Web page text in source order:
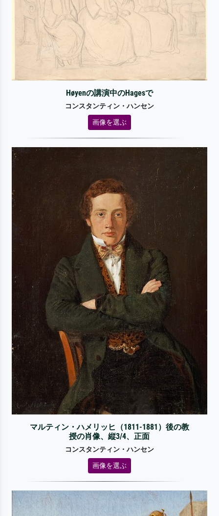
Høyenの講演中のHagesで
コンスタンティン・ハンセン
画像を選ぶ
マルティン・ハメリッヒ（1811-1881）後の教
授の肖像、縦3/4、正面
コンスタンティン・ハンセン
画像を選ぶ